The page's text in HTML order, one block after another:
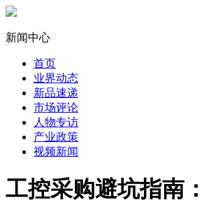
新闻中心
首页
业界动态
新品速递
市场评论
人物专访
产业政策
视频新闻
工控采购避坑指南